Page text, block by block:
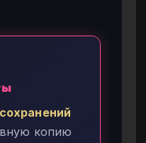
копию